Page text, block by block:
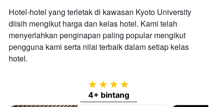
Hotel-hotel yang terletak di kawasan Kyoto University
diisih mengikut harga dan kelas hotel. Kami telah
menyerlahkan penginapan paling popular mengikut
pengguna kami serta nilai terbaik dalam setiap kelas
hotel.
4 bintang
4+ bintang